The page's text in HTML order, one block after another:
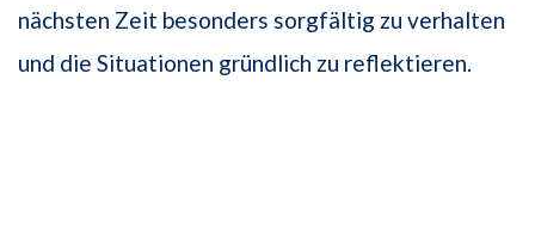
nächsten Zeit besonders sorgfältig zu verhalten
und die Situationen gründlich zu reflektieren.